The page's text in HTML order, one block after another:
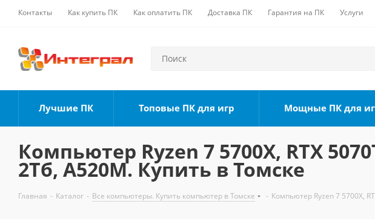
Контакты Как купить ПК Как оплатить ПК Доставка ПК Гарантия на ПК Услуги
Лучшие ПК Топовые ПК для игр Мощные ПК для
Компьютер Ryzen 7 5700X, RTX
2Тб, A520M. Купить в Томске
Главная - Каталог - Все компьютеры. Купить компьютер в Томске - Компьютер Ryzen 7 5700X,